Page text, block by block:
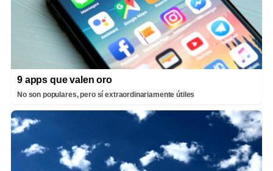
9 apps que valen oro
No son populares, pero sí extraordinariamente útiles